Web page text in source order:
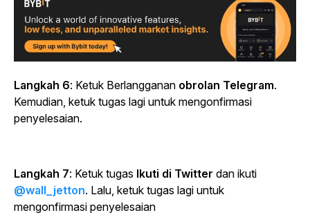
Langkah 6: Ketuk Berlangganan obrolan Telegram.
Kemudian, ketuk tugas lagi untuk mengonfirmasi
penyelesaian.
Langkah 7: Ketuk tugas Ikuti di Twitter dan ikuti
@wall_jetton. Lalu, ketuk tugas lagi untuk
mengonfirmasi penyelesaian